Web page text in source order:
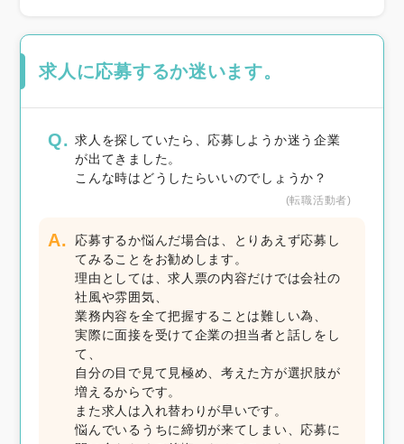
求人に応募するか迷います。
Q. 求人を探していたら、応募しようか迷う企業
が出てきました。
こんな時はどうしたらいいのでしょうか？
(転職活動者)
A.
応募するか悩んだ場合は、とりあえず応募し
てみることをお勧めします。
理由としては、求人票の内容だけでは会社の
社風や雰囲気、
業務内容を全て把握することは難しい為、
実際に面接を受けて企業の担当者と話しをし
て、
自分の目で見て見極め、考えた方が選択肢が
増えるからです。
また求人は入れ替わりが早いです。
悩んでいるうちに締切が来てしまい、応募に